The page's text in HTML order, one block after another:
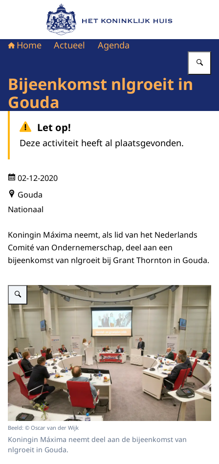
Naar de homepage van Het Koninklijk Huis
Home Actueel Agenda
Bijeenkomst nlgroeit in
Gouda
Let op!
Deze activiteit heeft al plaatsgevonden.
02-12-2020
Gouda
Nationaal
Koningin Máxima neemt, als lid van het Nederlands
Comité van Ondernemerschap, deel aan een
bijeenkomst van nlgroeit bij Grant Thornton in Gouda.
Vergroot afbeelding Koningin Máxima neemt deel aan een bijeenkomst
Beeld: © Oscar van der Wijk
Koningin Máxima neemt deel aan de bijeenkomst van
nlgroeit in Gouda.